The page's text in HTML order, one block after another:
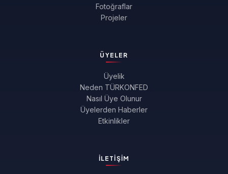
Fotoğraflar
Projeler
ÜYELER
Üyelik
Neden TÜRKONFED
Nasıl Üye Olunur
Üyelerden Haberler
Etkinlikler
İLETIŞIM